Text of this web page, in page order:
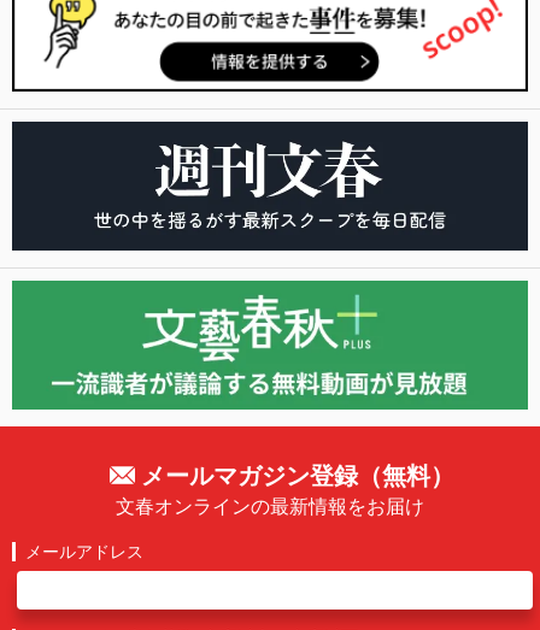
メールマガジン登録（無料）
文春オンラインの最新情報をお届け
メールアドレス